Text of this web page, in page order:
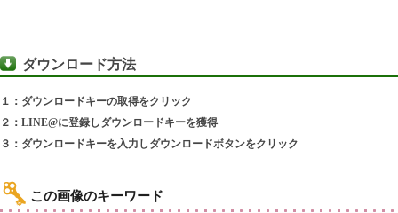
ダウンロード方法
１：ダウンロードキーの取得をクリック
２：LINE@に登録しダウンロードキーを獲得
３：ダウンロードキーを入力しダウンロードボタンをクリック
この画像のキーワード